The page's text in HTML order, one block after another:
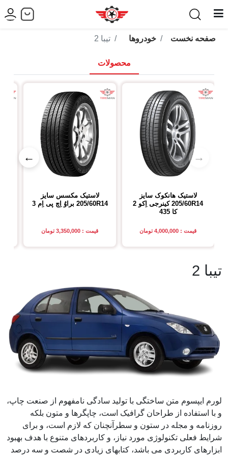
صفحه نخست خودروها تیبا 2
محصولات
→
←
لاستیک هانکوک سایز
205/60R14
کینرجی اِکو 2
کا 435
قیمت : 4,000,000 تومان
لاستیک مکسس سایز
205/60R14 براوُ اِچ پی اِم 3
قیمت : 3,350,000 تومان
تیبا 2
لورم ایپسوم متن ساختگی با تولید سادگی نامفهوم از صنعت چاپ،
و با استفاده از طراحان گرافیک است، چاپگرها و متون بلکه
روزنامه و مجله در ستون و سطرآنچنان که لازم است، و برای
شرایط فعلی تکنولوژی مورد نیاز، و کاربردهای متنوع با هدف بهبود
ابزارهای کاربردی می باشد، کتابهای زیادی در شصت و سه درصد